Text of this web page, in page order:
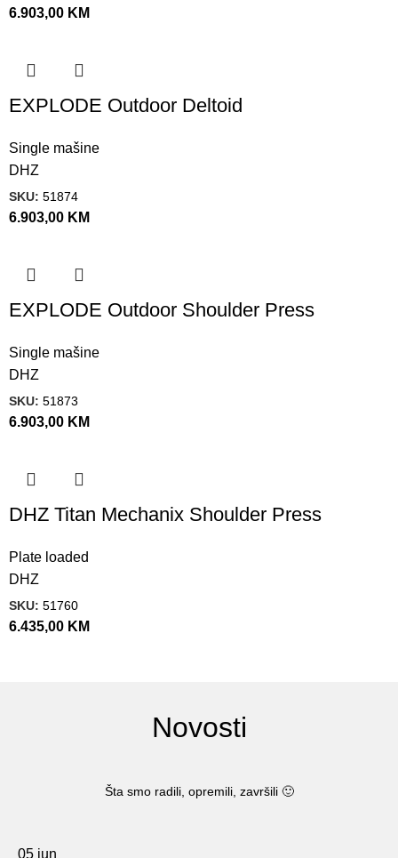
6.903,00 KM
EXPLODE Outdoor Deltoid
Single mašine
DHZ
SKU: 51874
6.903,00 KM
EXPLODE Outdoor Shoulder Press
Single mašine
DHZ
SKU: 51873
6.903,00 KM
DHZ Titan Mechanix Shoulder Press
Plate loaded
DHZ
SKU: 51760
6.435,00 KM
Novosti
Šta smo radili, opremili, završili 🙂
05 jun